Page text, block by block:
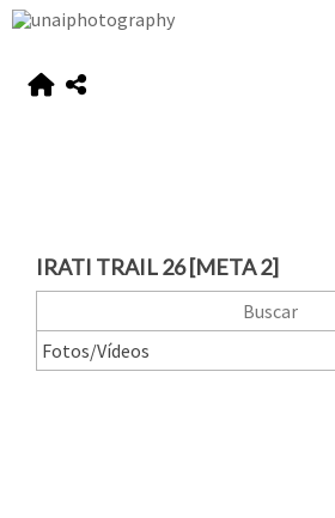
IRATI TRAIL 26 [META 2]